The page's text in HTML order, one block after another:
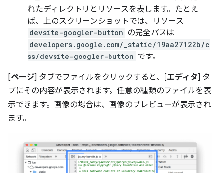
れたディレクトリとリソースを表します。たとえ
ば、上のスクリーンショットでは、リソース
devsite-googler-button の完全パスは
developers.google.com/_static/19aa27122b/c
ss/devsite-googler-button です。
[ページ] タブでファイルをクリックすると、[エディタ] タ
ブにその内容が表示されます。任意の種類のファイルを表
示できます。画像の場合は、画像のプレビューが表示され
ます。